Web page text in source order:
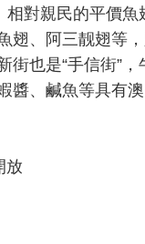
相對親民的平價魚
翅、阿三靓翅等
街也是“手信街”
醬、鹹魚等具有
放